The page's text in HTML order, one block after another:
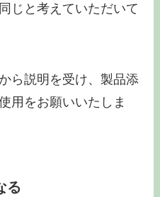
じと考えていただいて
ら説明を受け、製品添
用をお願いいたしま
る